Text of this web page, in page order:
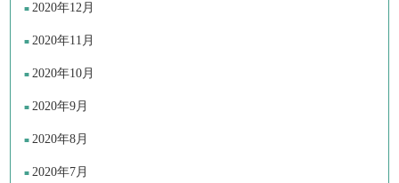
2020年12月
2020年11月
2020年10月
2020年9月
2020年8月
2020年7月